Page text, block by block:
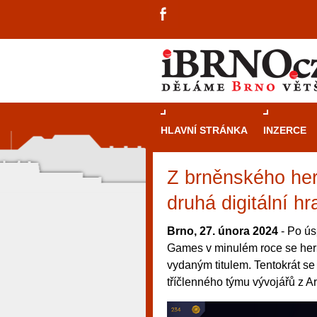
HLAVNÍ STRÁNKA INZERCE
Z brněnského
druhá digitální
Brno, 27. února 2024 - Po
Games v minulém roce se
vydaným titulem. Tentokrát
tříčlenného týmu vývojářů z
návštěvníky, tak pro příležitostné